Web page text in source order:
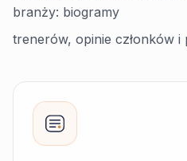
branży: biogramy
trenerów, opinie członków